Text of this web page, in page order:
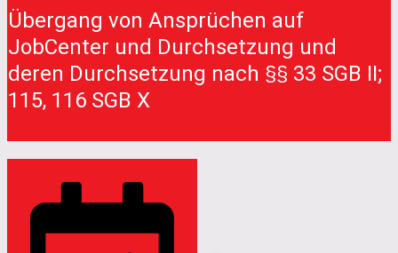
Übergang von Ansprüchen auf
JobCenter und Durchsetzung und
deren Durchsetzung nach §§ 33 SGB II;
115, 116 SGB X